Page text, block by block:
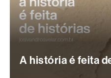
A história é feita